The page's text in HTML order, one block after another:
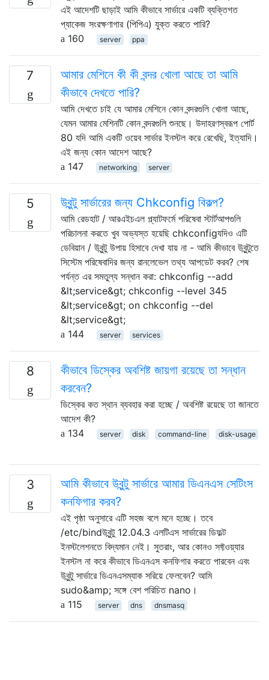
এই আদেশটি ছাড়াই আমি কীভাবে সার্ভারে একটি ব্যক্তিগত
প্যাকেজ সংরক্ষণাগার (পিপিএ) যুক্ত করতে পারি?
160
server ppa
7
আমার মেশিনে কী কী বন্দর খোলা আছে তা আমি
কীভাবে দেখতে পারি?
আমি দেখতে চাই যে আমার মেশিনে কোন বন্দরগুলি খোলা আছে,
যেমন আমার মেশিনটি কোন বন্দরগুলি শুনছে। উদাহরণস্বরূপ পোর্ট
80 যদি আমি একটি ওয়েব সার্ভার ইনস্টল করে রেখেছি, ইত্যাদি।
এই জন্য কোন আদেশ আছে?
147
networking server
5 উবুন্টু সার্ভারের জন্য Chkconfig বিকল্প?
আমি রেডহাট / আরএইচএল প্ল্যাটফর্মে পরিষেবা স্টার্টআপগুলি
পরিচালনা করতে খুব অভ্যস্ত হয়েছি chkconfigযদিও এটি
ডেবিয়ান / উবুন্টু উপায় হিসাবে দেখা যায় না - আমি কীভাবে উবুন্টুতে
সিস্টেম পরিষেবাদির জন্য রানলেভেল তথ্য আপডেট করব? শেষ
পর্যন্ত এর সমতুল্য সন্ধান করা: chkconfig --add
&lt;service&gt; chkconfig --level 345
&lt;service&gt; on chkconfig --del
&lt;service&gt;
144
server services
8
কীভাবে ডিস্কের অবশিষ্ট জায়গা রয়েছে তা সন্ধান
করবেন?
ডিস্কের কত স্থান ব্যবহার করা হচ্ছে / অবশিষ্ট রয়েছে তা জানতে
আদেশ কী?
134
server disk command-line disk-usage
3
আমি কীভাবে উবুন্টু সার্ভারে আমার ডিএনএস সেটিংস
কনফিগার করব?
এই পৃষ্ঠা অনুসারে এটি সহজ বলে মনে হচ্ছে। তবে
/etc/bindউবুন্টু 12.04.3 এলটিএস সার্ভারের ডিফল্ট
ইনস্টলেশনতে বিদ্যমান নেই। সুতরাং, আর কোনও সফ্টওয়্যার
ইনস্টল না করে কীভাবে ডিএনএস কনফিগার করতে পারবেন এবং
উবুন্টু সার্ভারে ডিএনএসম্যাক সরিয়ে ফেলবেন? আমি
sudo&amp; সঙ্গে বেশ পরিচিত nano।
115
server dns dnsmasq